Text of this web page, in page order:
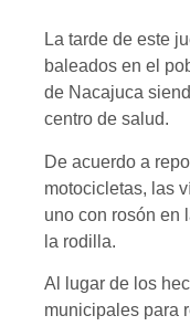
La tarde de este
baleados en el
de Nacajuca
centro de salud.
De acuerdo a
motocicletas, las
uno con rosón en
la rodilla.
Al lugar de los
municipales para